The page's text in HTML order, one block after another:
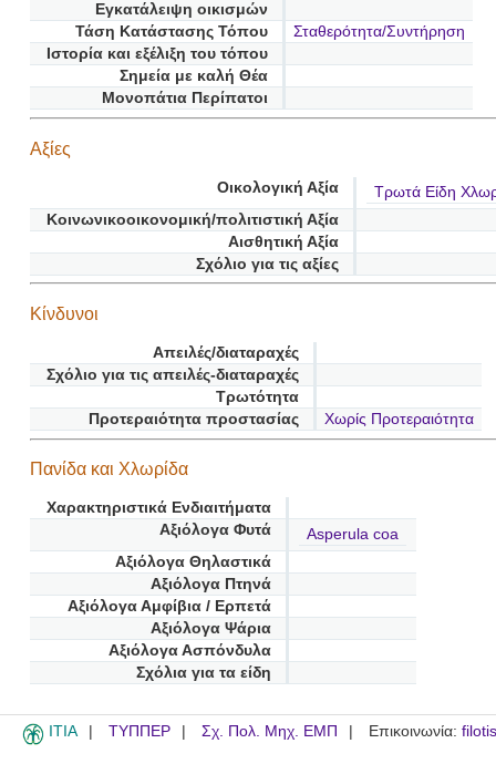
Εγκατάλειψη οικισμών
Τάση Κατάστασης Τόπου
Σταθερότητα/Συντήρηση
Ιστορία και εξέλιξη του τόπου
Σημεία με καλή Θέα
Μονοπάτια Περίπατοι
Αξίες
Οικολογική Αξία
Τρωτά Είδη
Κοινωνικοοικονομική/πολιτιστική Αξία
Αισθητική Αξία
Σχόλιο για τις αξίες
Κίνδυνοι
Απειλές/διαταραχές
Σχόλιο για τις απειλές-διαταραχές
Τρωτότητα
Προτεραιότητα προστασίας
Χωρίς Προτεραιότητα
Πανίδα και Χλωρίδα
Χαρακτηριστικά Ενδιαιτήματα
Αξιόλογα Φυτά
Asperula coa
Αξιόλογα Θηλαστικά
Αξιόλογα Πτηνά
Αξιόλογα Αμφίβια / Ερπετά
Αξιόλογα Ψάρια
Αξιόλογα Ασπόνδυλα
Σχόλια για τα είδη
ITIA ΤΥΠΠΕΡ Σχ. Πολ. Μηχ. ΕΜΠ Επικοινωνία: